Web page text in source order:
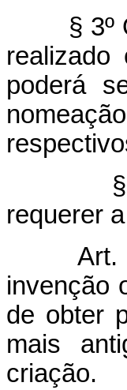
§ 3º
poderá
requerer
Art.
invenção
de obter
mais
criação.